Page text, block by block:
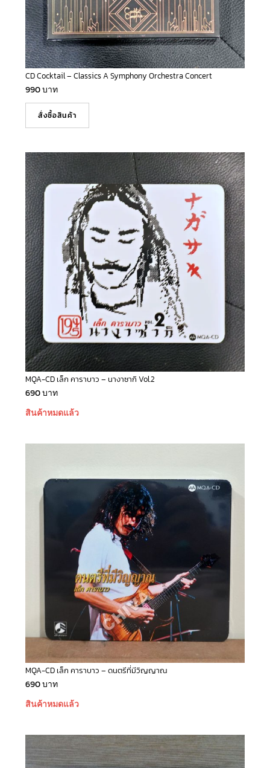
CD Cocktail – Classics A Symphony Orchestra Concert
990บาท
สั่งซื้อสินค้า
MQA-CD เล็ก คาราบาว – นางาซากิ Vol.2
690บาท
สินค้าหมดแล้ว
MQA-CD เล็ก คาราบาว – ดนตรีที่มีวิญญาณ
690บาท
สินค้าหมดแล้ว